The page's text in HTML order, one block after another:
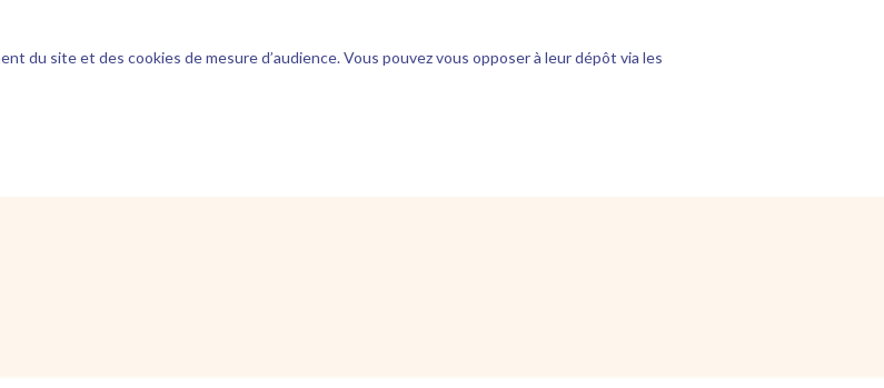
du site et des cookies de mesure d’audience. Vous pouvez vous opposer à leur dépôt via les